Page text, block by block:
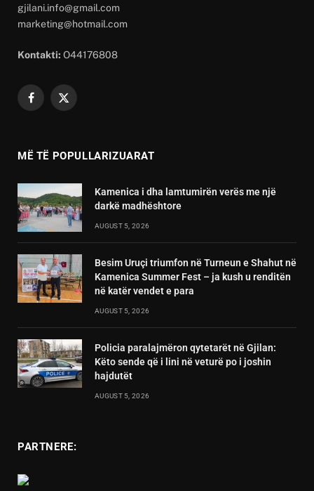
gjilani.info@gmail.com
marketing@hotmail.com
Kontakti: O44176808
Facebook
X
MË TË POPULLARIZUARAT
Kamenica i dha lamtumirën verës me një
darkë madhështore
AUGUST 5, 2026
Besim Uruçi triumfon në Turneun e Shahut në
Kamenica Summer Fest – ja kush u renditën
në katër vendet e para
AUGUST 5, 2026
Policia paralajmëron qytetarët në Gjilan:
Këto sende që i lini në veturë po i joshin
hajdutët
AUGUST 5, 2026
PARTNERE: